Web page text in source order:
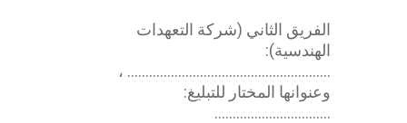
الفريق الثاني (شركة التعهدات
الهندسية):
……………………………………………….. ،
وعنوانها المختار للتبليغ:
…………………………..